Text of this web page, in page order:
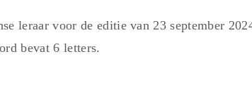
leraar voor de editie van 23 september
bevat 6 letters.